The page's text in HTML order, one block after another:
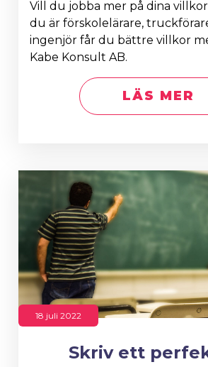
Vill du jobba mer på dina
du är förskolelärare,
ingenjör får du bättre villkor
Kabe Konsult AB.
LÄS MER
18 juli 2022
Skriv ett